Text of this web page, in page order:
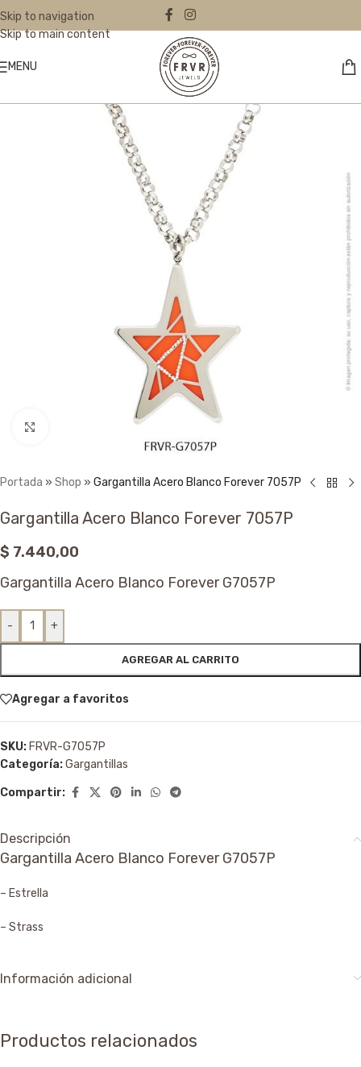
Skip to navigation
Skip to main content
MENU
Portada » Shop » Gargantilla Acero Blanco Forever 7057P
Gargantilla Acero Blanco Forever 7057P
$ 7.440,00
Gargantilla Acero Blanco Forever G7057P
- +
AGREGAR AL CARRITO
Agregar a favoritos
SKU: FRVR-G7057P
Categoría:Gargantillas
Compartir:
Descripción
Gargantilla Acero Blanco Forever G7057P
– Estrella
– Strass
Información adicional
Productos relacionados